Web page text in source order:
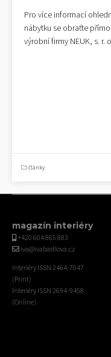
Pro více informací
nábytku se obraťte
výrobní firmy NEUK, s. r.
články
magazín interiéry
+420 604 865 883
iva@ivabastlova.cz
Interiéry ISSN 2464-7047
(Print)
Interiéry ISSN 2694-9458
(Online)